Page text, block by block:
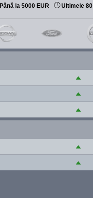
Până la 5000 EUR 🕒Ultimele 80
▲
▲
▲
▲
▲